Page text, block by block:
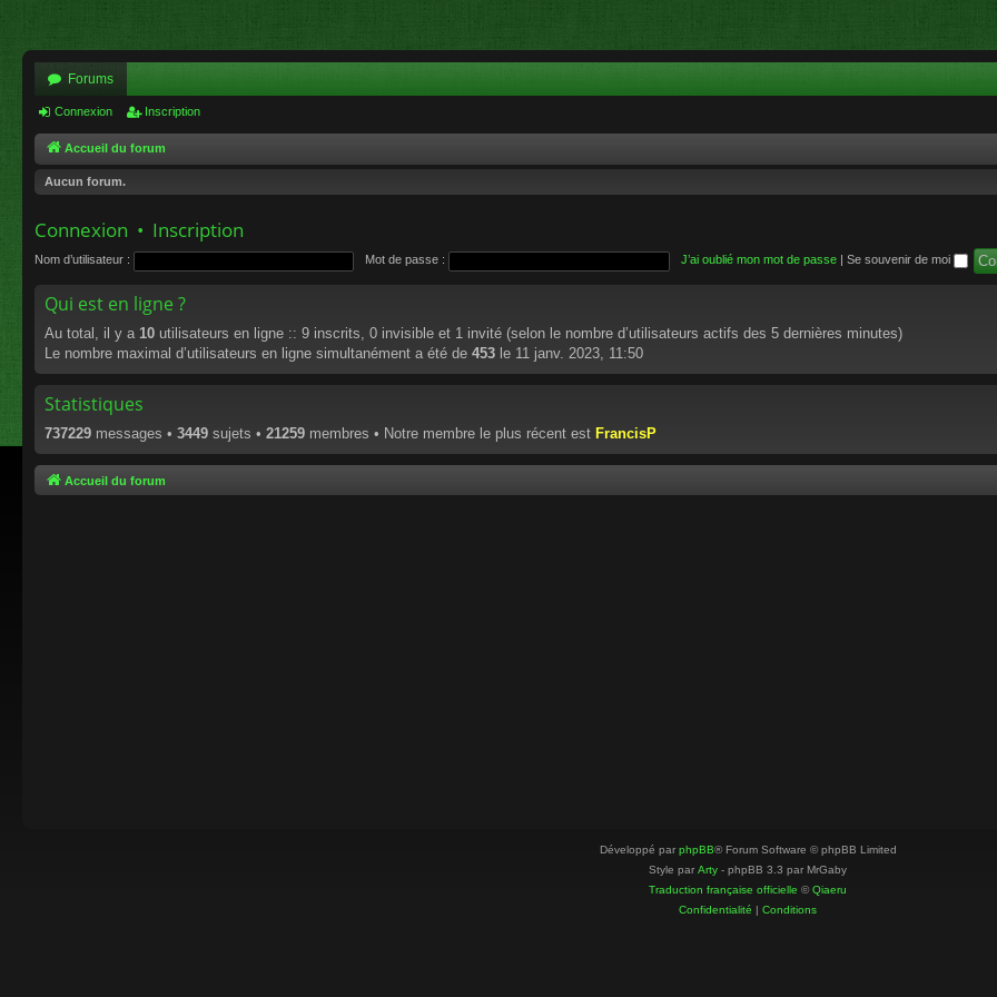
Forums
Connexion Inscription
Accueil du forum
Aucun forum.
Connexion • Inscription
Nom d’utilisateur : Mot de passe : J’ai oublié mon mot de passe Se souvenir de moi
Qui est en ligne ?
Au total, il y a 10 utilisateurs en ligne :: 9 inscrits, 0 invisible et 1 invité (selon le nombre d’utilisateurs actifs des 5 dernières minutes)
Le nombre maximal d’utilisateurs en ligne simultanément a été de 453 le 11 janv. 2023, 11:50
Statistiques
737229 messages • 3449 sujets • 21259 membres • Notre membre le plus récent est FrancisP
Accueil du forum
Développé par phpBB® Forum Software © phpBB Limited
Style par Arty - phpBB 3.3 par MrGaby
Traduction française officielle ©Qiaeru
Confidentialité | Conditions